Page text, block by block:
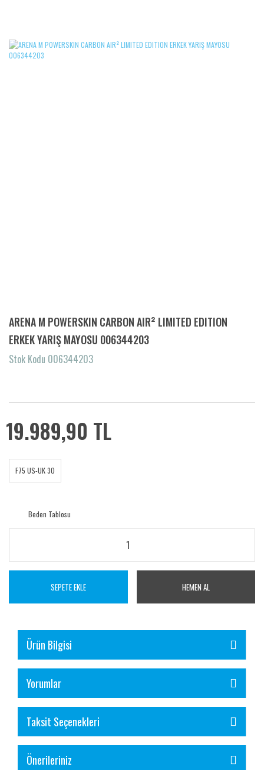
ARENA M POWERSKIN CARBON AIR² LIMITED EDITION
ERKEK YARIŞ MAYOSU 006344203
Stok Kodu 006344203
19.989,90 TL
F75 US-UK 30
Beden Tablosu
SEPETE EKLE HEMEN AL
Ürün Bilgisi
Yorumlar
Taksit Seçenekleri
Önerileriniz